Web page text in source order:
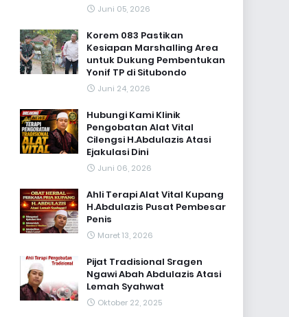
Juni 05, 2026
Korem 083 Pastikan
Kesiapan Marshalling Area
untuk Dukung Pembentukan
Yonif TP di Situbondo
Juni 24, 2026
Hubungi Kami Klinik
Pengobatan Alat Vital
Cilengsi H.Abdulazis Atasi
Ejakulasi Dini
Juni 06, 2026
Ahli Terapi Alat Vital Kupang
H.Abdulazis Pusat Pembesar
Penis
Maret 13, 2026
Pijat Tradisional Sragen
Ngawi Abah Abdulazis Atasi
Lemah Syahwat
Oktober 22, 2025